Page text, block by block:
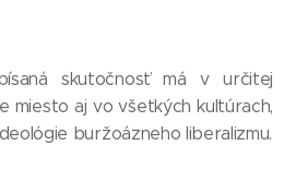
skutočnosť má v určitej
miesto aj vo všetkých kultúrach,
buržoázneho liberalizmu.